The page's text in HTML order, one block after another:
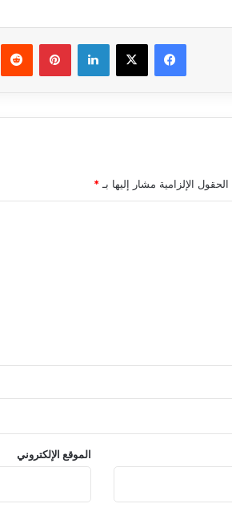
فيسبوك ‫X لينكدإن بينتيريست
‏Reddit
الحقول الإلزامية مشار إليها بـ *
الموقع الإلكتروني